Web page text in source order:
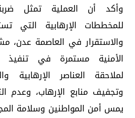
وأكد أن العملية تمثل
للمخططات الإرهابية التي
والاستقرار في العاصمة عدن،
الأمنية مستمرة في تنفيذ
لملاحقة العناصر الإرهابية
وتجفيف منابع الإرهاب، وعدم
يمس أمن المواطنين وسلامة